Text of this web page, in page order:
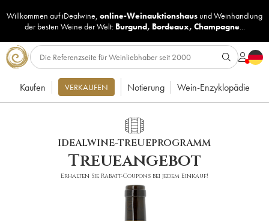
Willkommen auf iDealwine, online-Weinauktionshaus undWeinhandlung
der besten Weine der Welt: Burgund, Bordeaux, Champagne...
Kaufen VERKAUFEN Notierung Wein-Enzyklopädie
IDEALWINE-TREUEPROGRAMM
Treueangebot
Erhalten Sie Rabatt-Coupons bei jedem Einkauf!